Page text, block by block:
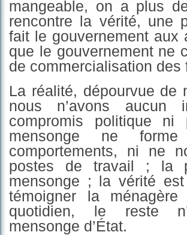
mangeable, on a plus
rencontre la vérité, une
fait le gouvernement aux
que le gouvernement ne
de commercialisation
La réalité, dépourvue de
nous n’avons
compromis politique
mensonge ne
comportements, ni ne
postes de travail ; la
mensonge ; la vérité
témoigner la
quotidien, le reste
mensonge d’État.